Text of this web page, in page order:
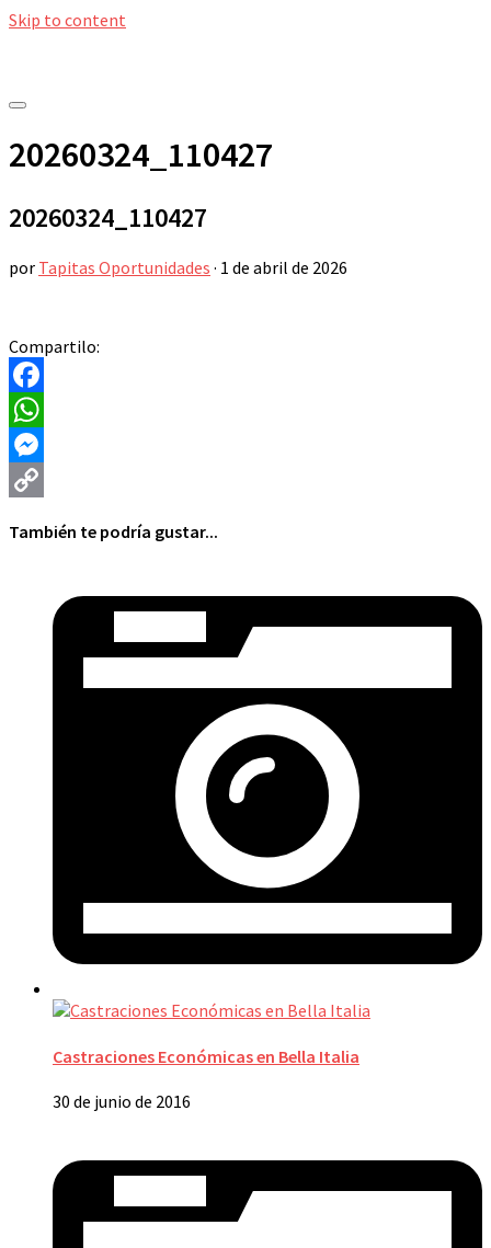
Skip to content
20260324_110427
20260324_110427
por Tapitas Oportunidades · 1 de abril de 2026
Compartilo:
Facebook
WhatsApp
Messenger
También te podría gustar...
Castraciones Económicas en Bella Italia
30 de junio de 2016